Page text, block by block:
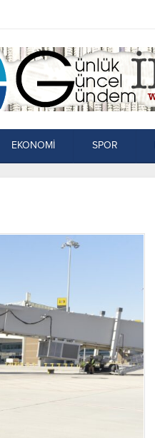
EKONOMİ SPOR